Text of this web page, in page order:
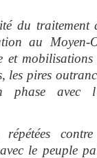
du traitement
au Moyen-
et
les pires
phase avec
le peuple